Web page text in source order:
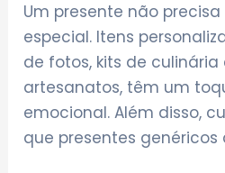
Um presente não
especial. Itens
de fotos, kits de culinária
artesanatos, têm um
emocional. Além disso,
que presentes genéricos